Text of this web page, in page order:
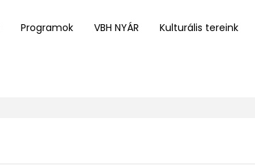
Programok VBH NYÁR Kulturális tereink